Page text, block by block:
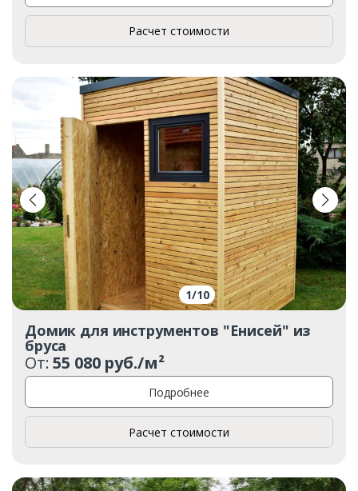
Расчет стоимости
1/10
Домик для инструментов "Енисей" из
бруса
От:55 080 руб./м²
Подробнее
Расчет стоимости